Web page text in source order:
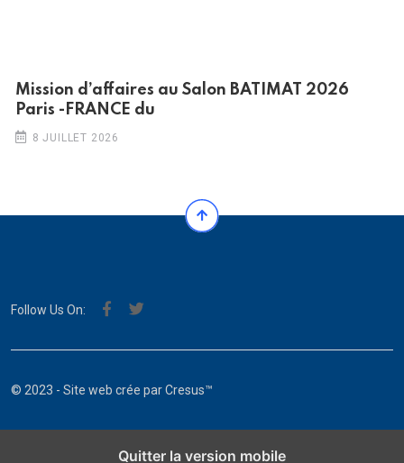
Mission d’affaires au Salon BATIMAT 2026
Paris -FRANCE du
8 JUILLET 2026
Follow Us On:
© 2023 - Site web crée parCresus™
Quitter la version mobile